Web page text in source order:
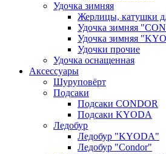
Удочка зимняя
Жерлицы, катушки
Удочка зимняя
Удочка зимняя
Удочки прочие
Удочка оснащенная
Аксессуары
Шуруповёрт
Подсаки
Подсаки CONDOR
Подсаки KYODA
Ледобур
Ледобур "KYODA"
Ледобур "Condor"